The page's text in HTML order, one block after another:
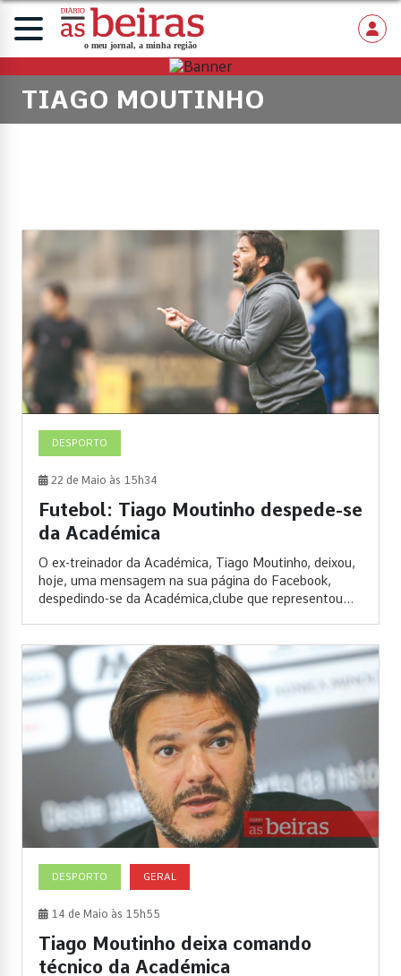
TIAGO MOUTINHO
DESPORTO
22 de Maio às 15h34
Futebol: Tiago Moutinho despede-se
da Académica
O ex-treinador da Académica, Tiago Moutinho, deixou,
hoje, uma mensagem na sua página do Facebook,
despedindo-se da Académica,clube que representou...
DESPORTO GERAL
14 de Maio às 15h55
Tiago Moutinho deixa comando
técnico da Académica